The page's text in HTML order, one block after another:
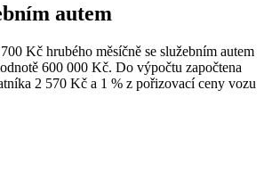
autem
Kč hrubého měsíčně se služebním autem
600 000 Kč. Do výpočtu započtena
2 570 Kč a 1 % z pořizovací ceny vozu